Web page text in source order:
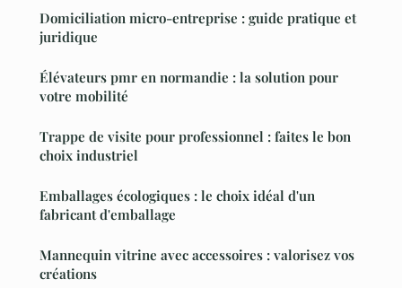
Domiciliation micro-entreprise : guide pratique et
juridique
Élévateurs pmr en normandie : la solution pour
votre mobilité
Trappe de visite pour professionnel : faites le bon
choix industriel
Emballages écologiques : le choix idéal d'un
fabricant d'emballage
Mannequin vitrine avec accessoires : valorisez vos
créations